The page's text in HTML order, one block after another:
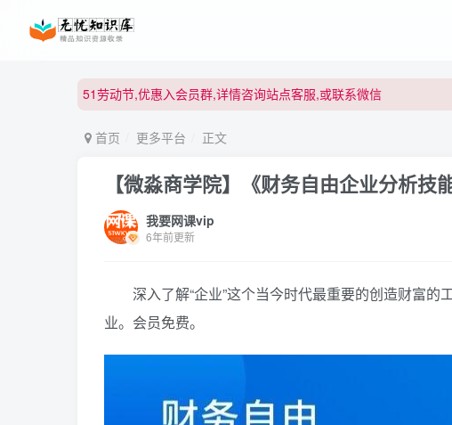
51劳动节,优惠入会员群,详情咨询站点客服,或联系微信
51劳动节,优惠入会员群,详情咨询站点客服,或联系微信
首页 更多平台 正文
【微淼商学院】《财务自由企业分析技
我要网课vip
6年前更新
深入了解“企业”这个当今时代最重要的创造财富的
业。会员免费。